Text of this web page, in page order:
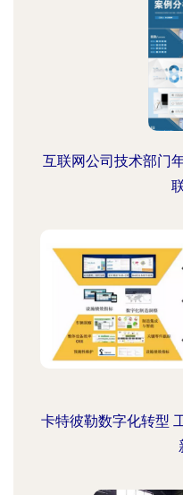
互联网公司技术部门
卡特彼勒数字化转型